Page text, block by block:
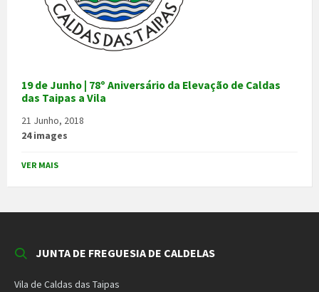
19 de Junho | 78º Aniversário da Elevação de Caldas
das Taipas a Vila
21 Junho, 2018
24 images
VER MAIS
JUNTA DE FREGUESIA DE CALDELAS
Vila de Caldas das Taipas